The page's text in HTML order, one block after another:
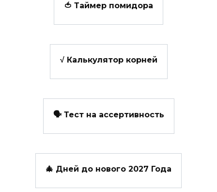
🍅 Таймер помидора
√ Калькулятор корней
🗣️ Тест на ассертивность
🎄 Дней до нового 2027 Года